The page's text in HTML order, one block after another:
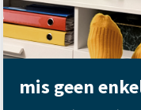
mis geen